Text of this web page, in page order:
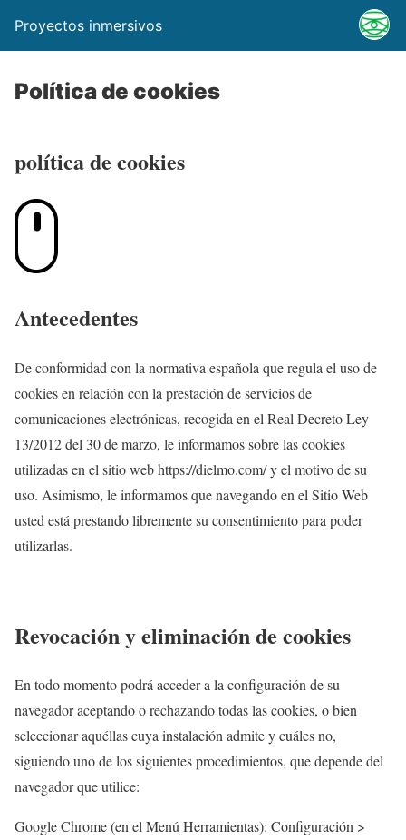
Proyectos inmersivos
Política de cookies
política de cookies
Antecedentes
De conformidad con la normativa española que regula el uso de
cookies en relación con la prestación de servicios de
comunicaciones electrónicas, recogida en el Real Decreto Ley
13/2012 del 30 de marzo, le informamos sobre las cookies
utilizadas en el sitio web https://dielmo.com/ y el motivo de su
uso. Asimismo, le informamos que navegando en el Sitio Web
usted está prestando libremente su consentimiento para poder
utilizarlas.
Revocación y eliminación de cookies
En todo momento podrá acceder a la configuración de su
navegador aceptando o rechazando todas las cookies, o bien
seleccionar aquéllas cuya instalación admite y cuáles no,
siguiendo uno de los siguientes procedimientos, que depende del
navegador que utilice:
Google Chrome (en el Menú Herramientas): Configuración >